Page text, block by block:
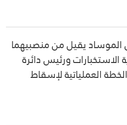
رئيس الموساد يقيل من منصبيهما
الاستخبارات ورئيس دائرة
العملياتية لإسقاط